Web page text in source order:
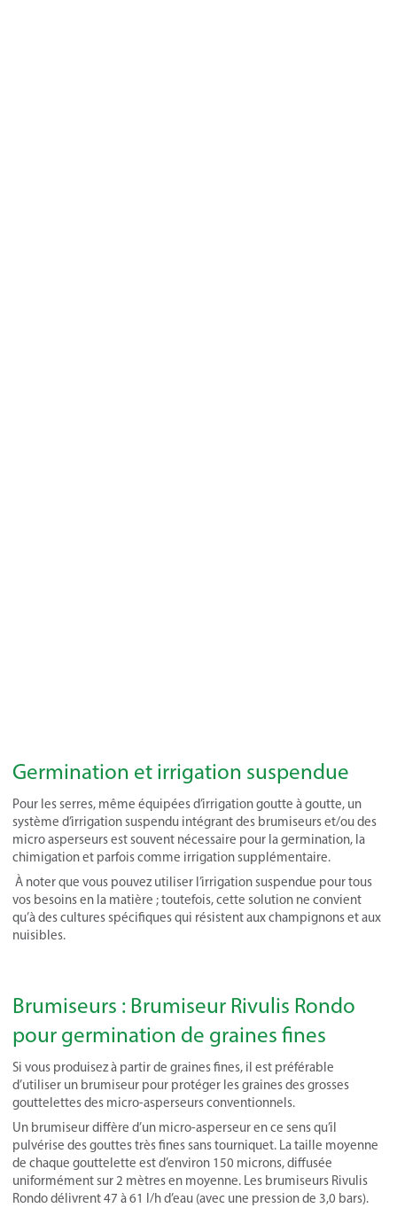
Germination et irrigation suspendue
Pour les serres, même équipées d’irrigation goutte à goutte, un
système d’irrigation suspendu intégrant des brumiseurs et/ou des
micro asperseurs est souvent nécessaire pour la germination, la
chimigation et parfois comme irrigation supplémentaire.
À noter que vous pouvez utiliser l’irrigation suspendue pour tous
vos besoins en la matière ; toutefois, cette solution ne convient
qu’à des cultures spécifiques qui résistent aux champignons et aux
nuisibles.
Brumiseurs : Brumiseur Rivulis Rondo
pour germination de graines fines
Si vous produisez à partir de graines fines, il est préférable
d’utiliser un brumiseur pour protéger les graines des grosses
gouttelettes des micro-asperseurs conventionnels.
Un brumiseur diffère d’un micro-asperseur en ce sens qu’il
pulvérise des gouttes très fines sans tourniquet. La taille moyenne
de chaque gouttelette est d’environ 150 microns, diffusée
uniformément sur 2 mètres en moyenne. Les brumiseurs Rivulis
Rondo délivrent 47 à 61 l/h d’eau (avec une pression de 3,0 bars).